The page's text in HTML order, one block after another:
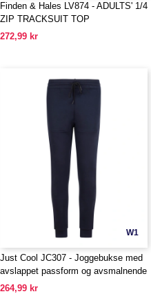
Finden & Hales LV874 - ADULTS' 1/4
ZIP TRACKSUIT TOP
272,99 kr
W1
Just Cool JC307 - Joggebukse med
avslappet passform og avsmalnende
ben
264,99 kr